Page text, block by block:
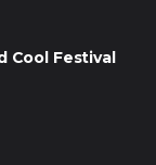
Cool Festival